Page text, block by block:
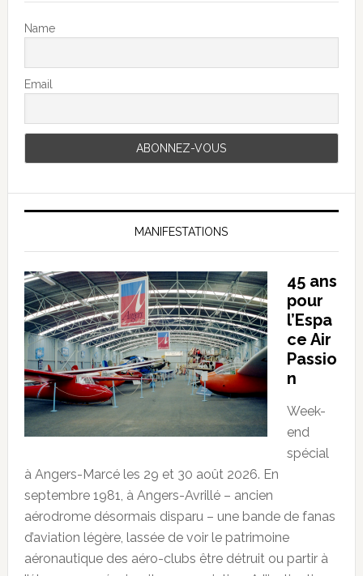
Name
Email
MANIFESTATIONS
45 ans
pour
l’Espa
ce Air
Passio
n
Week-
end
spécial
à Angers-Marcé les 29 et 30 août 2026. En
septembre 1981, à Angers-Avrillé – ancien
aérodrome désormais disparu – une bande de fanas
d’aviation légère, lassée de voir le patrimoine
aéronautique des aéro-clubs être détruit ou partir à